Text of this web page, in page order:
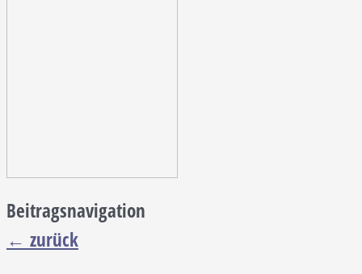
Beitragsnavigation
← zurück